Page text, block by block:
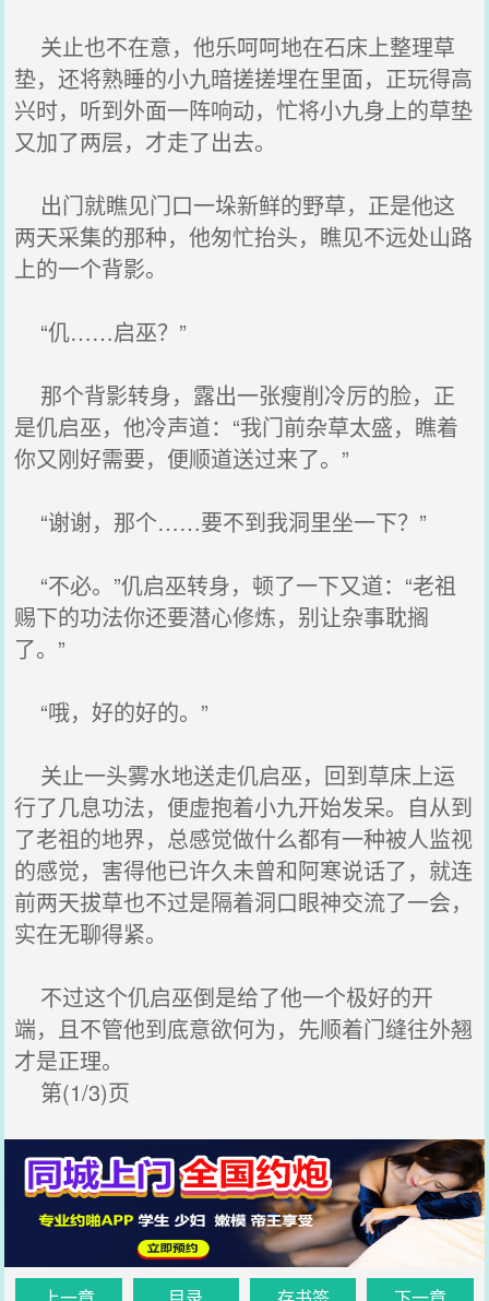
关止也不在意，他乐呵呵地在石床上整理草
垫，还将熟睡的小九暗搓搓埋在里面，正玩得高
兴时，听到外面一阵响动，忙将小九身上的草垫
又加了两层，才走了出去。
出门就瞧见门口一垛新鲜的野草，正是他这
两天采集的那种，他匆忙抬头，瞧见不远处山路
上的一个背影。
“仉……启巫？”
那个背影转身，露出一张瘦削冷厉的脸，正
是仉启巫，他冷声道：“我门前杂草太盛，瞧着
你又刚好需要，便顺道送过来了。”
“谢谢，那个……要不到我洞里坐一下？”
“不必。”仉启巫转身，顿了一下又道：“老祖
赐下的功法你还要潜心修炼，别让杂事耽搁
了。”
“哦，好的好的。”
关止一头雾水地送走仉启巫，回到草床上运
行了几息功法，便虚抱着小九开始发呆。自从到
了老祖的地界，总感觉做什么都有一种被人监视
的感觉，害得他已许久未曾和阿寒说话了，就连
前两天拔草也不过是隔着洞口眼神交流了一会，
实在无聊得紧。
不过这个仉启巫倒是给了他一个极好的开
端，且不管他到底意欲何为，先顺着门缝往外翘
才是正理。
第(1/3)页